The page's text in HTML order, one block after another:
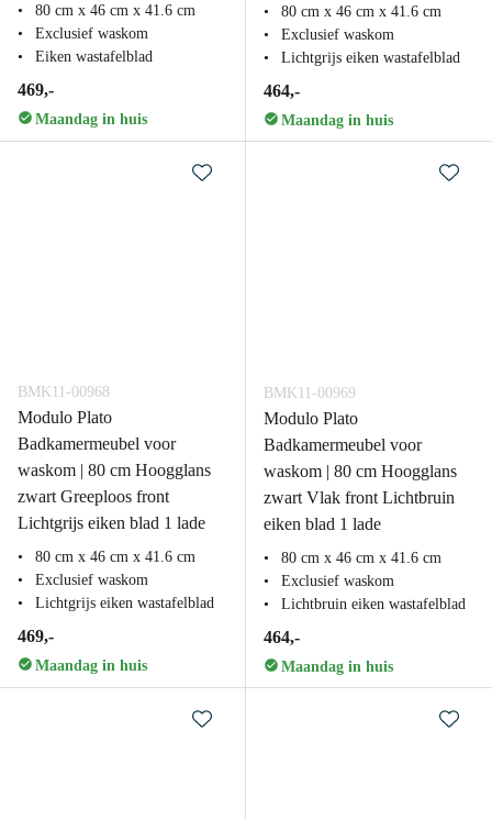
80 cm x 46 cm x 41.6 cm
Exclusief waskom
Eiken wastafelblad
469,-
Maandag in huis
80 cm x 46 cm x 41.6 cm
Exclusief waskom
Lichtgrijs eiken wastafelblad
464,-
Maandag in huis
BMK11-00968
Modulo Plato
Badkamermeubel voor
waskom | 80 cm Hoogglans
zwart Greeploos front
Lichtgrijs eiken blad 1 lade
80 cm x 46 cm x 41.6 cm
Exclusief waskom
Lichtgrijs eiken wastafelblad
469,-
Maandag in huis
BMK11-00969
Modulo Plato
Badkamermeubel voor
waskom | 80 cm Hoogglans
zwart Vlak front Lichtbruin
eiken blad 1 lade
80 cm x 46 cm x 41.6 cm
Exclusief waskom
Lichtbruin eiken wastafelblad
464,-
Maandag in huis